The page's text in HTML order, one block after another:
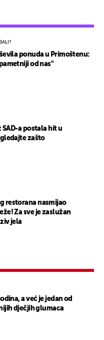
ponuda u Primoštenu:
od nas"
SAD-a postala hit u
zašto
restorana nasmijao
Za sve je zaslužan
jela
a već je jedan od
dječjih glumaca